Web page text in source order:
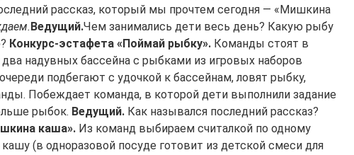
рассказ, который мы прочтем сегодня — «Мишкина
Ведущий.Чем занимались дети весь день? Какую рыбу
Конкурс-эстафета «Поймай рыбку». Команды стоят в
надувных бассейна с рыбками из игровых наборов
подбегают с удочкой к бассейнам, ловят рыбку,
Побеждает команда, в которой дети выполнили задание
рыбок. Ведущий. Как назывался последний рассказ?
каша». Из команд выбираем считалкой по одному
кашу (в одноразовой посуде готовит из детской смеси для